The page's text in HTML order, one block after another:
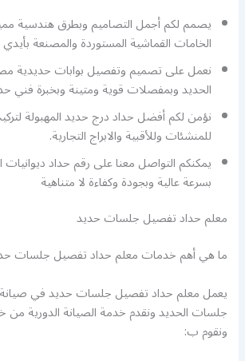
يصمم لكم أجمل التصاميم وبطرق هندسية
الخامات القماشية المستوردة والمصنعة
نعمل على تصميم وتفصيل بوابات حديدية
الحديد وبمفصلات قوية ومتينة وبخبرة فني
نؤمن لكم أفضل حداد درج حديد المهبولة
للمنشئات وللأقبية والابراج التجارية.
يمكنكم التواصل معنا على رقم حداد ديوانيات
بسرعة عالية وبجودة وكفاءة لا متناهية
معلم حداد تفصيل جلسات حديد
ما هي أهم خدمات معلم حداد تفصيل جلسات
يعمل معلم حداد تفصيل جلسات حديد في
جلسات الحديد ونقدم خدمة الصيانة الدورية من
ونقوم ب: